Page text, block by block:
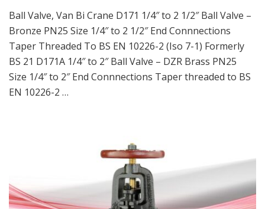
Ball Valve, Van Bi Crane D171 1/4″ to 2 1/2″ Ball Valve –
Bronze PN25 Size 1/4″ to 2 1/2″ End Connnections
Taper Threaded To BS EN 10226-2 (Iso 7-1) Formerly
BS 21 D171A 1/4″ to 2″ Ball Valve – DZR Brass PN25
Size 1/4″ to 2″ End Connnections Taper threaded to BS
EN 10226-2 …